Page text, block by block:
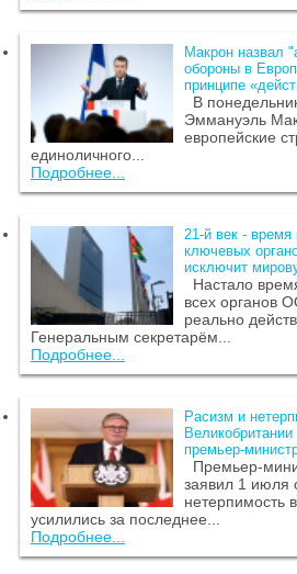
Макрон назвал
обороны в
принципе
В
Эммануэль
европейские
единоличного...
Подробнее...
21-й век -
ключевых
исключит
Настало
всех органов
реально
Генеральным секретарём...
Подробнее...
Расизм и
премьер-
Премьер-
заявил 1 июля
нетерпимость
усилились за последнее...
Подробнее...